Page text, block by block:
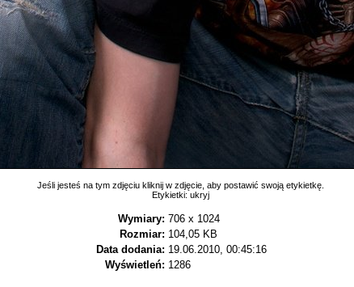
Jeśli jesteś na tym zdjęciu kliknij w zdjęcie, aby postawić swoją etykietkę.
Etykietki: ukryj
Wymiary: 706 x 1024
Rozmiar: 104,05 KB
Data dodania: 19.06.2010, 00:45:16
Wyświetleń: 1286